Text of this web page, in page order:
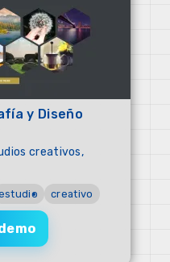
y Diseño
creativos,
creativo